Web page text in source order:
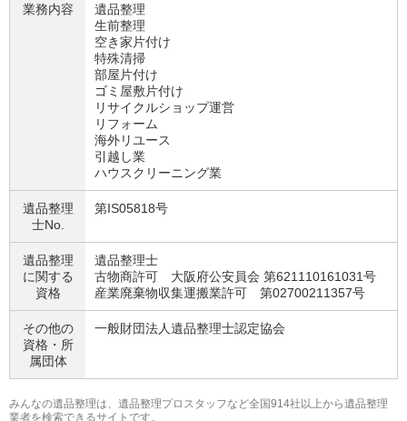
業務内容
遺品整理
生前整理
空き家片付け
特殊清掃
部屋片付け
ゴミ屋敷片付け
リサイクルショップ運営
リフォーム
海外リユース
引越し業
ハウスクリーニング業
遺品整理
士No.
第IS05818号
遺品整理
に関する
資格
遺品整理士
古物商許可 大阪府公安員会 第621110161031号
産業廃棄物収集運搬業許可 第02700211357号
その他の
資格・ 所
属団体
一般財団法人遺品整理士認定協会
みんなの遺品整理は、遺品整理プロスタッフなど全国914社以上から遺品整理
業者を検索できるサイトです。